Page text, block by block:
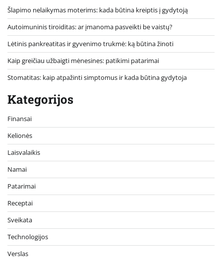
Šlapimo nelaikymas moterims: kada būtina kreiptis į gydytoją
Autoimuninis tiroiditas: ar įmanoma pasveikti be vaistų?
Lėtinis pankreatitas ir gyvenimo trukmė: ką būtina žinoti
Kaip greičiau užbaigti mėnesines: patikimi patarimai
Stomatitas: kaip atpažinti simptomus ir kada būtina gydytoja
Kategorijos
Finansai
Kelionės
Laisvalaikis
Namai
Patarimai
Receptai
Sveikata
Technologijos
Verslas